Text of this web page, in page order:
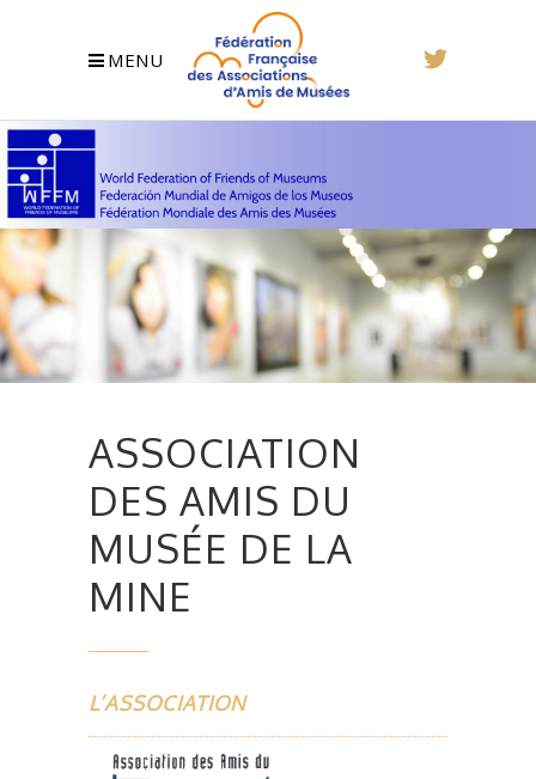
MENU
ASSOCIATION
DES AMIS DU
MUSÉE DE LA
MINE
L’ASSOCIATION